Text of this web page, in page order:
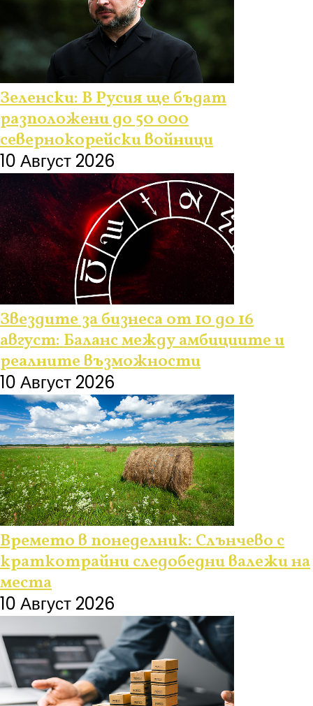
Зеленски: В Русия ще бъдат
разположени до 50 000
севернокорейски войници
10 Август 2026
Звездите за бизнеса от 10 до 16
август: Баланс между амбициите и
реалните възможности
10 Август 2026
Времето в понеделник: Слънчево с
краткотрайни следобедни валежи на
места
10 Август 2026